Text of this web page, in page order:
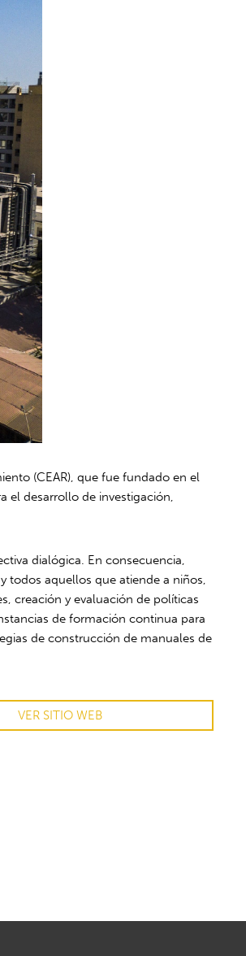
(CEAR), que fue fundado en el
el desarrollo de investigación,
dialógica. En consecuencia,
todos aquellos que atiende a niños,
creación y evaluación de políticas
de formación continua para
de construcción de manuales de
VER SITIO WEB